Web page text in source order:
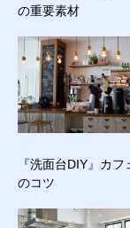
の重要素材
『洗面台DIY』カ
のコツ